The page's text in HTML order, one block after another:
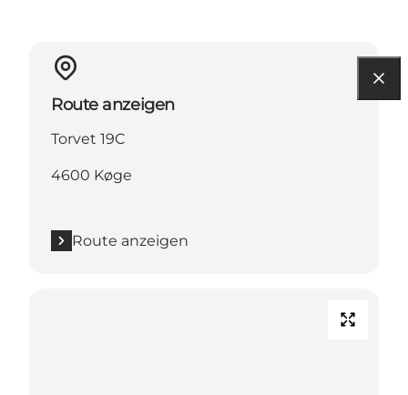
Route anzeigen
Torvet 19C
4600 Køge
Route anzeigen